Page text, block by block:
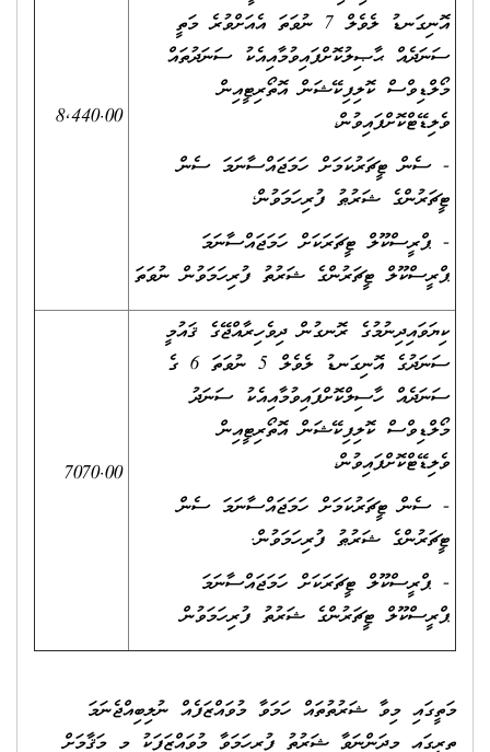
އޮނިގަނޑު ލެވެލް 7 ނުވަތަ އެއަށްވުރެ މަތީ
ސަނަދެއް ޙާޞިލުކޮށްފައިވުމާއިއެކު ސަނަދުތައް
މޯލްޑިވްސް ކޮލިފިކޭޝަން އޮތޯރިޓީއިން
ވެލިޑޭޓްކޮށްފައިވުން،
- ސެން ޓީޗަރުކަމަށް ހަމަޖައްސާނަމަ ސެން
ޓީޗަރުންގެ ޝަރުޠު ފުރިހަމަވުން؛
- ޕްރީސްކޫލް ޓީޗަރަކަށް ހަމަޖައްސާނަމަ
ޕްރީސްކޫލް ޓީޗަރުންގެ ޝަރުތު ފުރިހަމަވުން ނުވަތަ
8,440.00
ކިޔަވައިދިނުމުގެ ރޮނގުން ދިވެހިރާއްޖޭގެ ޤައުމީ
ސަނަދުގެ އޮނިގަނޑު ލެވެލް 5 ނުވަތަ 6 ގެ
ސަނަދެއް ހާސިލްކޮށްފައިވުމާއިއެކު ސަނަދު
މޯލްޑިވްސް ކޮލިފިކޭޝަން އޮތޯރިޓީއިން
ވެލިޑޭޓްކޮށްފައިވުން،
- ސެން ޓީޗަރުކަމަށް ހަމަޖައްސާނަމަ ސެން
ޓީޗަރުންގެ ޝަރުޠު ފުރިހަމަވުން.
- ޕްރީސްކޫލް ޓީޗަރަކަށް ހަމަޖައްސާނަމަ
ޕްރީސްކޫލް ޓީޗަރުންގެ ޝަރުތު ފުރިހަމަވުން
7070.00
މަތީގައި މިވާ ޝަރުތުތައް ހަމަވާ މުވައްޒަފެއް ނުލިބިއްޖެނަމަ
ތިރީގައި މިދަންނަވާ ޝަރުތު ފުރިހަމަވާ މުވައްޒަފަކު މި މަޤާމަށް